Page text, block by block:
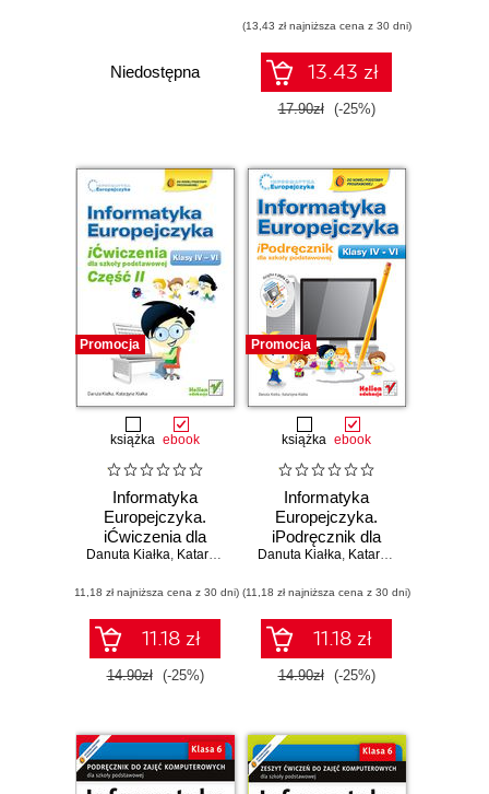
(Wydanie II)
Niedostępna
IV-VI. Część I
(13,43 zł najniższa cena z 30 dni)
13.43 zł
17.90zł (-25%)
Promocja
książka ebook
Informatyka
Europejczyka.
iĆwiczenia dla
szkoły
IV-VI. Część II
Danuta Kiałka, Katarzyna Kiałka
(11,18 zł najniższa cena z 30 dni)
11.18 zł
14.90zł (-25%)
Promocja
książka ebook
Informatyka
Europejczyka.
iPodręcznik dla
szkoły
- VI
Danuta Kiałka, Katarzyna Kiałka
(11,18 zł najniższa cena z 30 dni)
11.18 zł
14.90zł (-25%)